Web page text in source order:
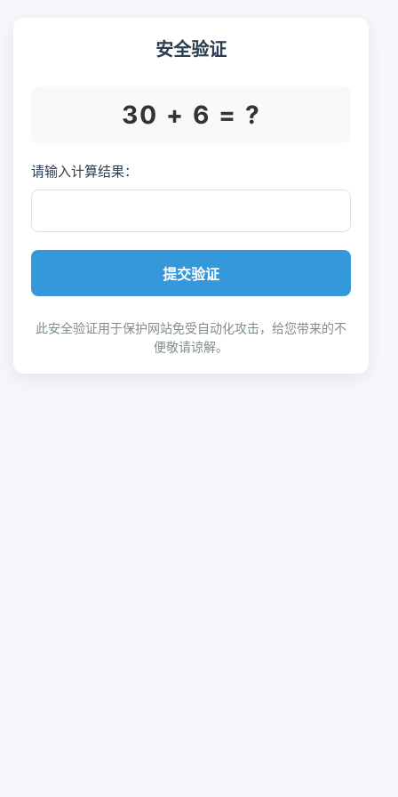
安全验证
30 + 6 = ?
请输入计算结果：
提交验证
此安全验证用于保护网站免受自动化攻击，给您带来的不
便敬请谅解。